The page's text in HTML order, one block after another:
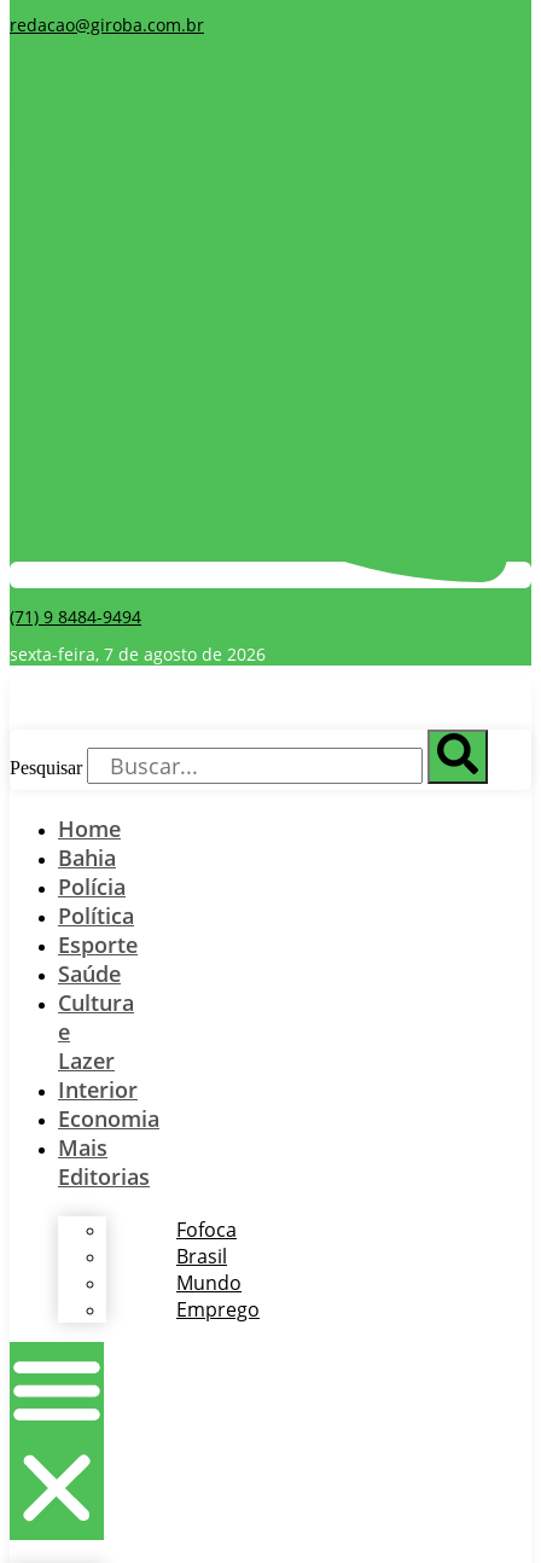
redacao@giroba.com.br
(71) 9 8484-9494
sexta-feira, 7 de agosto de 2026
Pesquisar
Home
Bahia
Polícia
Política
Esporte
Saúde
Cultura
e
Lazer
Interior
Economia
Mais
Editorias
Fofoca
Brasil
Mundo
Emprego